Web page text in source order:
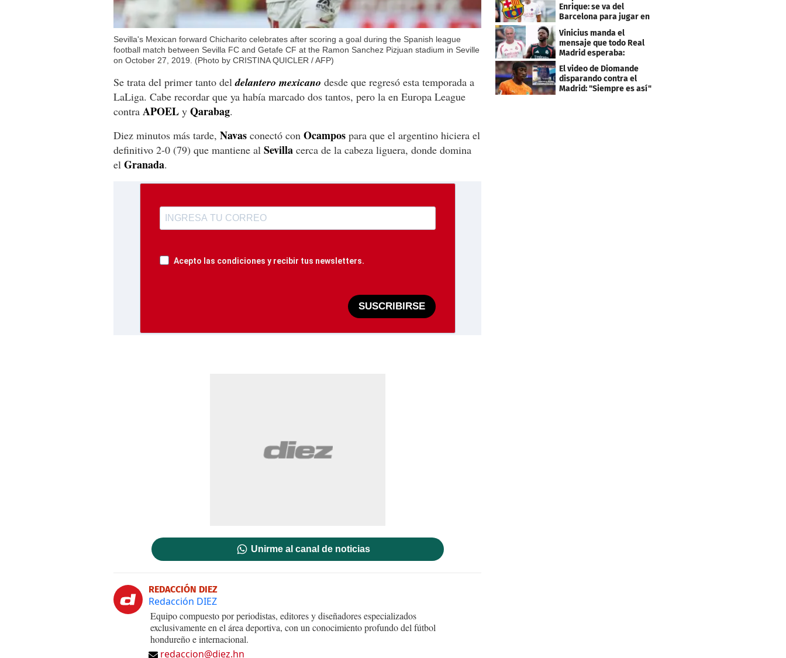
Sevilla's Mexican forward Chicharito celebrates after scoring a goal during the Spanish league
football match between Sevilla FC and Getafe CF at the Ramon Sanchez Pizjuan stadium in Seville
on October 27, 2019. (Photo by CRISTINA QUICLER / AFP)
Se trata del primer tanto deldelantero mexicano desde que regresó esta temporada a
LaLiga. Cabe recordar que ya había marcado dos tantos, pero la en Europa League
contra APOEL y Qarabag.
Diez minutos más tarde, Navas conectó con Ocampos para que el argentino hiciera el
definitivo 2-0 (79) que mantiene al Sevilla cerca de la cabeza liguera, donde domina
el Granada.
Acepto las condiciones y recibir tus newsletters.
SUSCRIBIRSE
Unirme al canal de noticias
REDACCIÓN DIEZ
Redacción DIEZ
Equipo compuesto por periodistas, editores y diseñadores especializados
exclusivamente en el área deportiva, con un conocimiento profundo del fútbol
hondureño e internacional.
redaccion@diez.hn
Enrique: se va del
Barcelona para jugar en
el PSG
Vinicius manda el
mensaje que todo Real
Madrid esperaba:
"Mourinho..."
El video de Diomande
disparando contra el
Madrid: "Siempre es así"